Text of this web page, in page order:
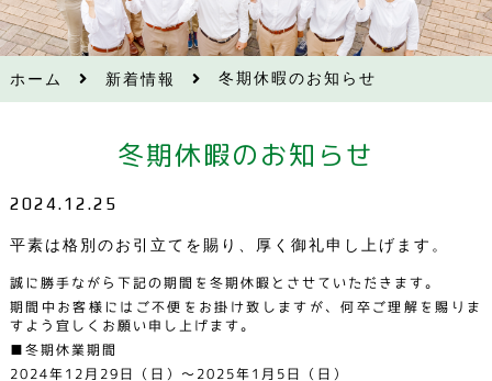
ホーム 新着情報 冬期休暇のお知らせ
冬期休暇のお知らせ
2024.12.25
平素は格別のお引立てを賜り、厚く御礼申し上げます。
誠に勝手ながら下記の期間を冬期休暇とさせていただきます。
期間中お客様にはご不便をお掛け致しますが、何卒ご理解を賜りま
すよう宜しくお願い申し上げます。
■冬期休業期間
2024年12月29日（日）～2025年1月5日（日）